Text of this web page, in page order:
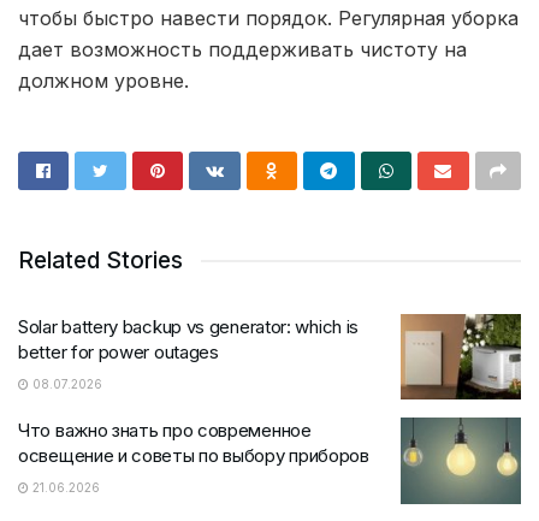
чтобы быстро навести порядок. Регулярная уборка
дает возможность поддерживать чистоту на
должном уровне.
Related Stories
Solar battery backup vs generator: which is
better for power outages
08.07.2026
Что важно знать про современное
освещение и советы по выбору приборов
21.06.2026